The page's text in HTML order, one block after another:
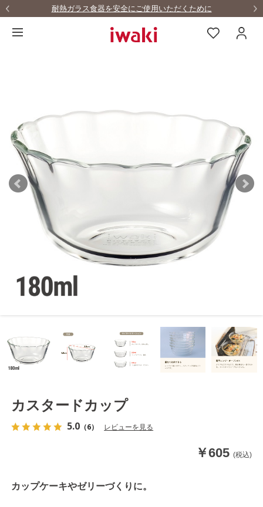
耐熱ガラス食器を安全にご使用いただくために
カスタードカップ
5.0 （6） レビューを見る
カップケーキやゼリーづくりに。
￥605 (税込)